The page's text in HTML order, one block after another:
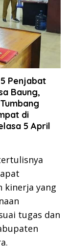
Penjabat
Baung,
di
5 April
kinerja yang
tugas dan